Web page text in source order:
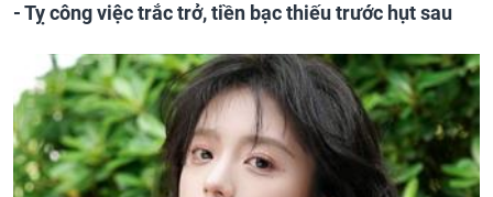
- Tỵ công việc trắc trở, tiền bạc thiếu trước hụt sau